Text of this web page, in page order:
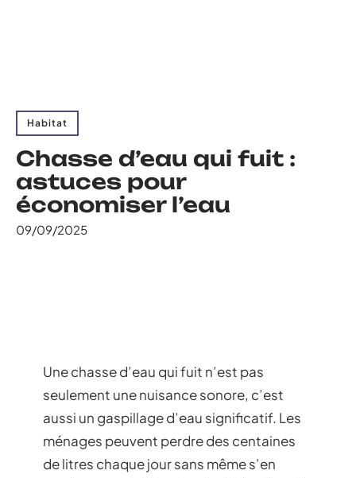
Habitat
Chasse d’eau qui fuit :
astuces pour
économiser l’eau
09/09/2025
Une chasse d’eau qui fuit n’est pas
seulement une nuisance sonore, c’est
aussi un gaspillage d’eau significatif. Les
ménages peuvent perdre des centaines
de litres chaque jour sans même s’en